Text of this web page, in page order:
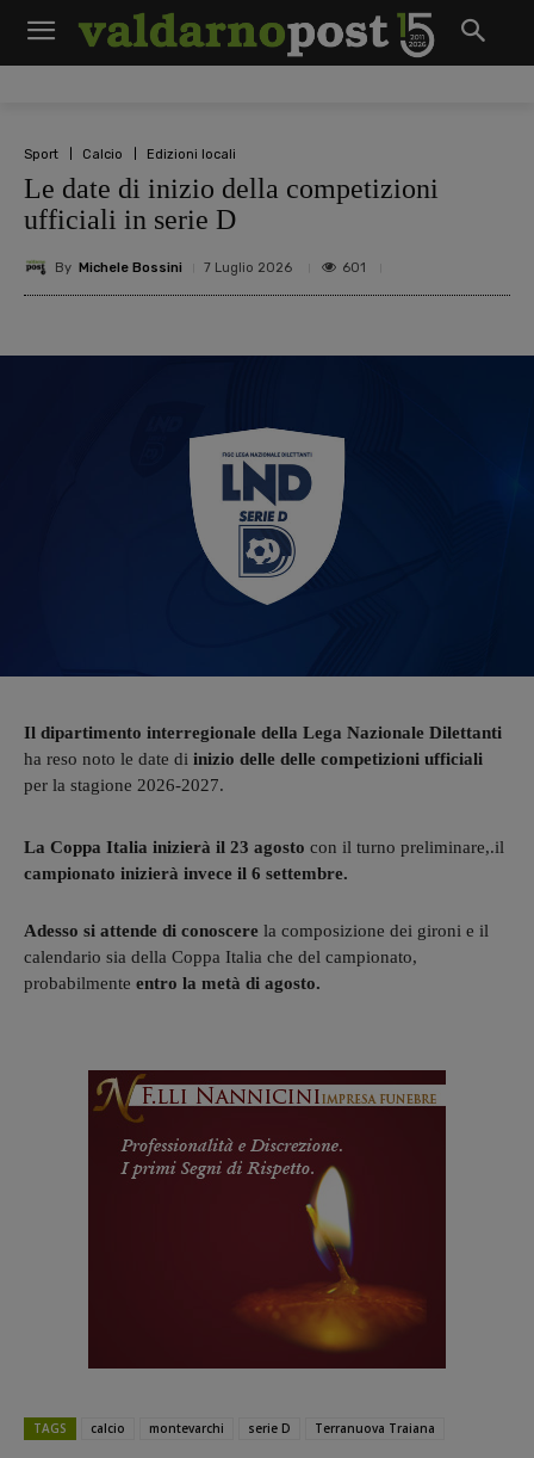
Sport Calcio Edizioni locali
Le date di inizio della competizioni
ufficiali in serie D
By Michele Bossini 7 Luglio 2026 601
Il dipartimento interregionale della Lega Nazionale Dilettanti
ha reso noto le date di inizio delle delle competizioni ufficiali
per la stagione 2026-2027.
La Coppa Italia inizierà il 23 agosto con il turno preliminare,.il
campionato inizierà invece il 6 settembre.
Adesso si attende di conoscere la composizione dei gironi e il
calendario sia della Coppa Italia che del campionato,
probabilmente entro la metà di agosto.
TAGS calcio montevarchi serie D Terranuova Traiana